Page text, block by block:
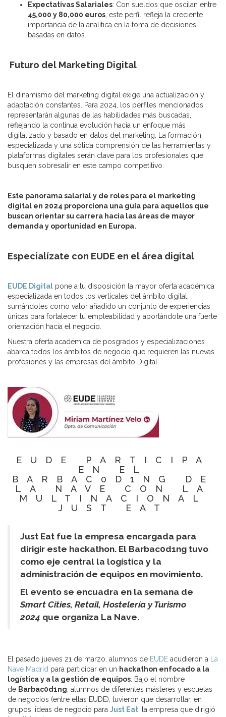
Expectativas Salariales: Con sueldos que oscilan entre
45,000 y 80,000 euros , este perfil refleja la creciente
importancia de la analítica en la toma de decisiones
basadas en datos.
Futuro del Marketing Digital
El dinamismo del marketing digital exige una actualización y
adaptación constantes. Para 2024, los perfiles mencionados
representarán algunas de las habilidades más buscadas,
reflejando la continua evolución hacia un enfoque más
digitalizado y basado en datos del marketing. La formación
especializada y una sólida comprensión de las herramientas y
plataformas digitales serán clave para los profesionales que
busquen sobresalir en este campo competitivo.
Este panorama salarial y de roles para el marketing
digital en 2024 proporciona una guía para aquellos que
buscan orientar su carrera hacia las áreas de mayor
demanda y oportunidad en Europa.
Especialízate con EUDE en el área digital
EUDE Digital pone a tu disposición la mayor oferta académica
especializada en todos los verticales del ámbito digital,
sumándoles como valor añadido un conjunto de experiencias
únicas para fortalecer tu empleabilidad y aportándote una fuerte
orientación hacia el negocio.
Nuestra oferta académica de posgrados y especializaciones
abarca todos los ámbitos de negocio que requieren las nuevas
profesiones y las empresas del ámbito Digital.
EUDE PARTICIPA
EN EL
BARBAC0D1NG DE
LA NAVE CON LA
MULTINACIONAL
JUST EAT
Just Eat fue la empresa encargada para
dirigir este hackathon. El Barbac0d1ng tuvo
como eje central la logística y la
administración de equipos en movimiento.
El evento se encuadra en la semana de
Smart Cities, Retail, Hostelería y Turismo
2024 que organiza La Nave.
El pasado jueves 21 de marzo, alumnos de EUDE acudieron a
La
Nave Madrid para participar en un hackathon enfocado a la
logística y a la gestión de equipos . Bajo el nombre
de Barbac0d1ng , alumnos de diferentes másteres y escuelas
de negocios (entre ellas EUDE), tuvieron que desarrollar, en
grupos, ideas de negocio para Just Eat , la empresa que dirigió